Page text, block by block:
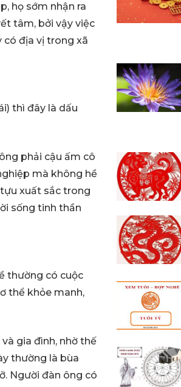
họ sớm nhận ra
tâm, bởi vậy việc
có địa vị trong xã
thì đây là dấu
phải cậu ấm cô
mà không hề
xuất sắc trong
sống tinh thần
thường có cuộc
thể khỏe manh,
gia đình, nhờ thế
thường là bùa
Người đàn ông có